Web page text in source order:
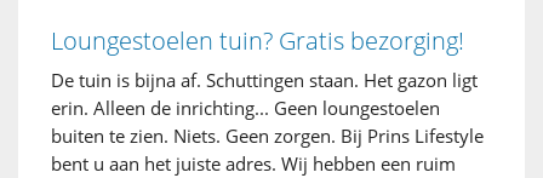
Loungestoelen tuin? Gratis bezorging!
De tuin is bijna af. Schuttingen staan. Het gazon ligt
erin. Alleen de inrichting... Geen loungestoelen
buiten te zien. Niets. Geen zorgen. Bij Prins Lifestyle
bent u aan het juiste adres. Wij hebben een ruim